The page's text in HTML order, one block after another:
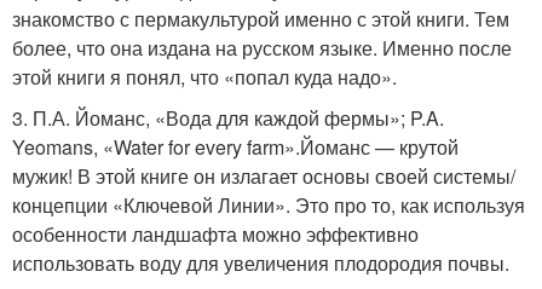
знакомство с пермакультурой именно с этой книги. Тем
более, что она издана на русском языке. Именно после
этой книги я понял, что «попал куда надо».
3. П.А. Йоманс, «Вода для каждой фермы»; P.A.
Yeomans, «Water for every farm».Йоманс — крутой
мужик! В этой книге он излагает основы своей системы/
концепции «Ключевой Линии». Это про то, как используя
особенности ландшафта можно эффективно
использовать воду для увеличения плодородия почвы.